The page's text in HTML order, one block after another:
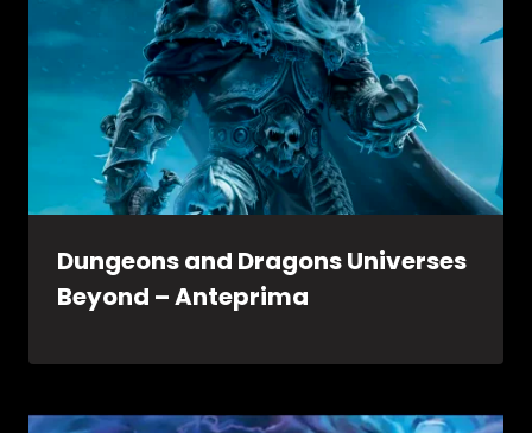
Dungeons and Dragons Universes
Beyond – Anteprima